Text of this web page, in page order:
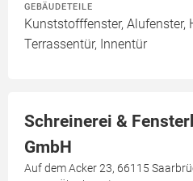
GEBÄUDETEILE
Kunststofffenster, Alufenster,
Terrassentür, Innentür
Schreinerei &
GmbH
Auf dem Acker 23, 66115